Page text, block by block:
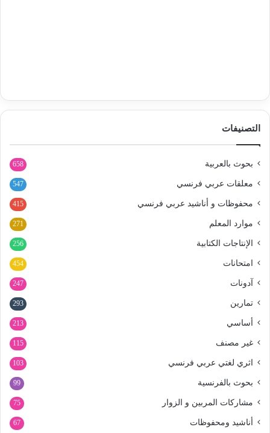
التصنيفات
بحوث بالعربية 658
معلقات عربي فرنسي 547
محفوظات و أناشيد عربي فرنسي 415
موارد المعلم 271
الإنتاجات الكتابية 256
امتحانات 454
آدونات 247
تمارين 293
أساسي 213
غير مصنف 115
اثري لغتي عربي فرنسي 103
بحوث بالفرنسية 99
مشاركات المربين و الزوار 75
أناشيد ومحفوظات 67